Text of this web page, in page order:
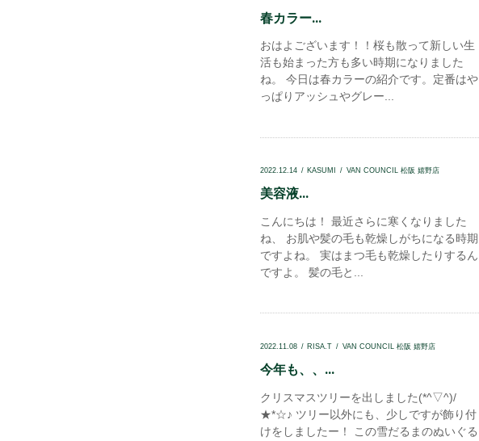
春カラー...
おはよございます！！桜も散って新しい生
活も始まった方も多い時期になりました
ね。 今日は春カラーの紹介です。定番はや
っぱりアッシュやグレー...
2022.12.14 KASUMI VAN COUNCIL 松阪 嬉野店
美容液...
こんにちは！ 最近さらに寒くなりました
ね、 お肌や髪の毛も乾燥しがちになる時期
ですよね。 実はまつ毛も乾燥したりするん
ですよ。 髪の毛と...
2022.11.08 RISA.T VAN COUNCIL 松阪 嬉野店
今年も、、...
クリスマスツリーを出しました(*^▽^)/
★*☆♪ ツリー以外にも、少しですが飾り付
けをしましたー！ この雪だるまのぬいぐる